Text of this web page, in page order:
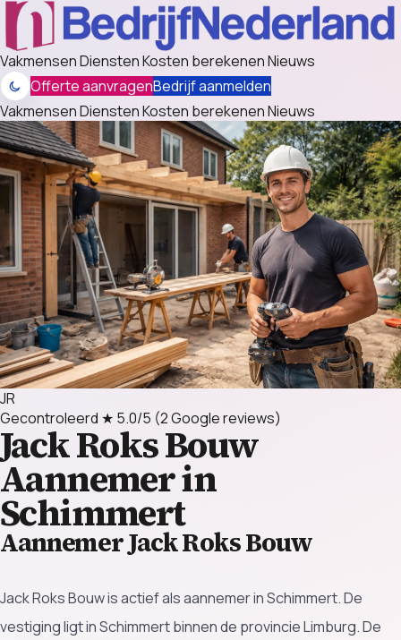
VakmensenDienstenKosten berekenenNieuws
Offerte aanvragenBedrijf aanmelden
VakmensenDienstenKosten berekenenNieuws
JR
Gecontroleerd ★ 5.0/5 (2 Google reviews)
Jack Roks Bouw
Aannemer in
Schimmert
Aannemer Jack Roks Bouw
Jack Roks Bouw is actief als aannemer in Schimmert. De
vestiging ligt in Schimmert binnen de provincie Limburg. De